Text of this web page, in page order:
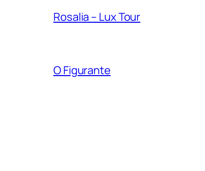
Rosalia – Lux Tour
O Figurante